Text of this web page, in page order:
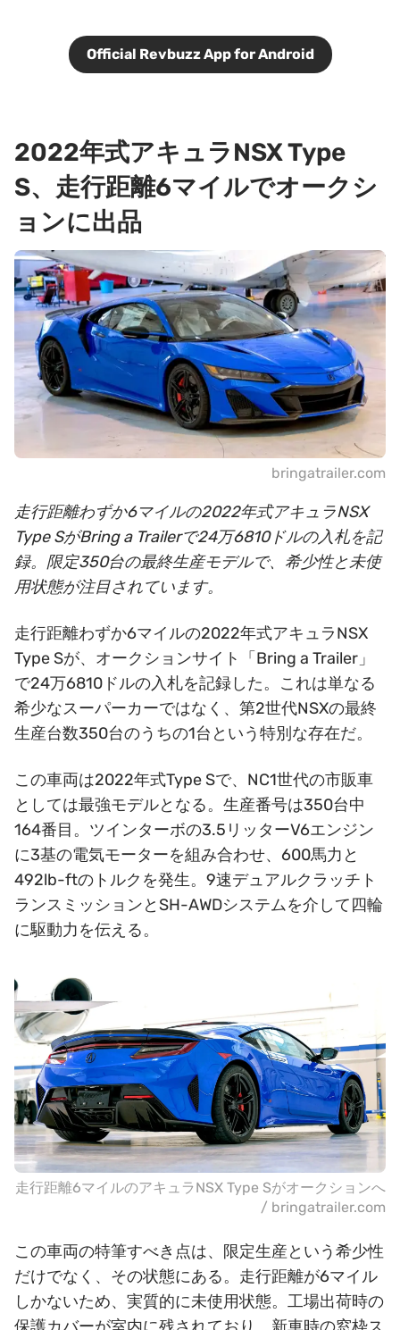
Official Revbuzz App for Android
2022年式アキュラNSX Type
S、走行距離6マイルでオークシ
ョンに出品
bringatrailer.com
走行距離わずか6マイルの2022年式アキュラNSX
Type SがBring a Trailerで24万6810ドルの入札を記
録。限定350台の最終生産モデルで、希少性と未使
用状態が注目されています。
走行距離わずか6マイルの2022年式アキュラNSX
Type Sが、オークションサイト「Bring a Trailer」
で24万6810ドルの入札を記録した。これは単なる
希少なスーパーカーではなく、第2世代NSXの最終
生産台数350台のうちの1台という特別な存在だ。
この車両は2022年式Type Sで、NC1世代の市販車
としては最強モデルとなる。生産番号は350台中
164番目。ツインターボの3.5リッターV6エンジン
に3基の電気モーターを組み合わせ、600馬力と
492lb-ftのトルクを発生。9速デュアルクラッチト
ランスミッションとSH-AWDシステムを介して四輪
に駆動力を伝える。
走行距離6マイルのアキュラNSX Type Sがオークションへ
/ bringatrailer.com
この車両の特筆すべき点は、限定生産という希少性
だけでなく、その状態にある。走行距離が6マイル
しかないため、実質的に未使用状態。工場出荷時の